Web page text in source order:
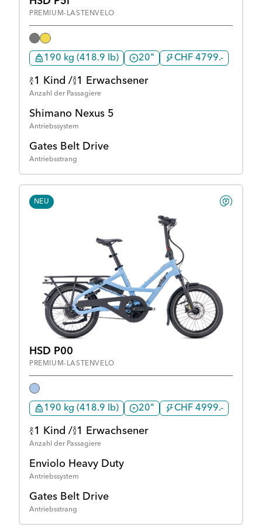
PREMIUM-LASTENVELO
190 kg (418.9 lb) 20" CHF 4799.-
1 Kind / 1 Erwachsener
Anzahl der Passagiere
Shimano Nexus 5
Antriebssystem
Gates Belt Drive
Antriebsstrang
NEU
HSD P00
PREMIUM-LASTENVELO
190 kg (418.9 lb) 20" CHF 4999.-
1 Kind / 1 Erwachsener
Anzahl der Passagiere
Enviolo Heavy Duty
Antriebssystem
Gates Belt Drive
Antriebsstrang